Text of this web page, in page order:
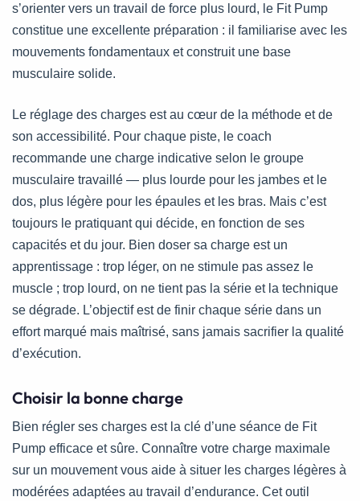
s’orienter vers un travail de force plus lourd, le Fit Pump
constitue une excellente préparation : il familiarise avec les
mouvements fondamentaux et construit une base
musculaire solide.
Le réglage des charges est au cœur de la méthode et de
son accessibilité. Pour chaque piste, le coach
recommande une charge indicative selon le groupe
musculaire travaillé — plus lourde pour les jambes et le
dos, plus légère pour les épaules et les bras. Mais c’est
toujours le pratiquant qui décide, en fonction de ses
capacités et du jour. Bien doser sa charge est un
apprentissage : trop léger, on ne stimule pas assez le
muscle ; trop lourd, on ne tient pas la série et la technique
se dégrade. L’objectif est de finir chaque série dans un
effort marqué mais maîtrisé, sans jamais sacrifier la qualité
d’exécution.
Choisir la bonne charge
Bien régler ses charges est la clé d’une séance de Fit
Pump efficace et sûre. Connaître votre charge maximale
sur un mouvement vous aide à situer les charges légères à
modérées adaptées au travail d’endurance. Cet outil